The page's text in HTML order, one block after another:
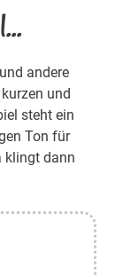
andere
und
steht ein
Ton für
klingt dann